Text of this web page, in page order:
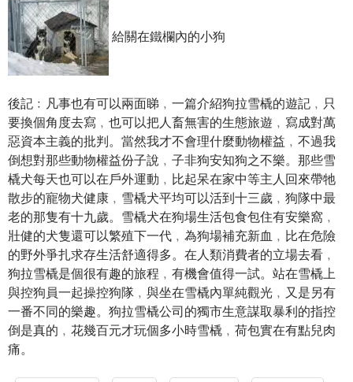
給關在鐵欄內的小狗
後記﹕凡事也有可以兩面睇﹐一篇介紹狗拉雪橇的遊記﹐只
要換個角度去寫﹐也可以把人畜無害的生態旅遊﹐寫成對萬
惡資本主義的批判。當然我才不會理什麼動物權益﹐不過我
倒想對那些動物權益份子說﹐子非狗安知狗之不樂。那些雪
橇犬每天也可以在戶外運動﹐比起呆在家中等主人回來帶牠
散步的寵物犬健康﹐雪橇犬平均可以活到十三歲﹐狗隊中最
老的那隻有十九歲。雪橇犬在狗場生活包食包住有安樂窩﹐
壯健的犬隻還可以繁殖下一代﹐為狗場補充新血﹐比在危險
的野外爭扎求存生活舒適得多。在人類消費者的立場去看﹐
狗拉雪橇是個很有趣的旅程﹐有機會值得一試。站在雪橇上
與控狗員一起操控狗隊﹐與坐在雪橇內單純觀光﹐又是另有
一番不同的樂趣。狗拉雪橇公司的獨市生意謀取暴利的指控
倒是真的﹐花幾百元才玩個多小時雪橇﹐荷包實在有點兒肉
痛。